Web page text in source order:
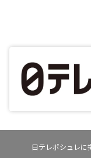
日テレポシュレに